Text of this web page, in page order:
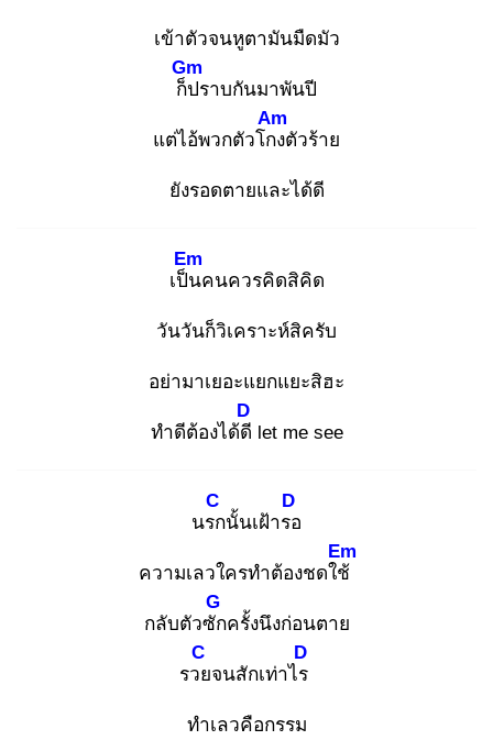
เข้าตัวจนหูตามันมืดมัว
ก็ป
Gm
ราบกันมาพันปี
แต่ไอ้พวกตัวโกง
Am
ตัวร้าย
ยังรอดตายและได้ดี
เป็น
Em
คนควรคิดสิคิด
วันวันก็วิเคราะห์สิครับ
อย่ามาเยอะแยกแยะสิฮะ
ทำดีต้องได้ดี
D
let me see
นรก
C
นั้นเฝ้ารอ
D
ความเลวใครทำต้องชดใช้
Em
กลับตัวซัก
G
ครั้งนึงก่อนตาย
รวย
C
จนสักเท่าไร
D
ทำเลวคือกรรม